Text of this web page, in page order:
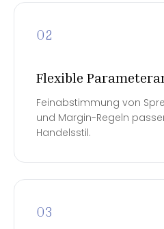
02
Flexible
Feinabstimmung von
und Margin-Regeln
Handelsstil.
03